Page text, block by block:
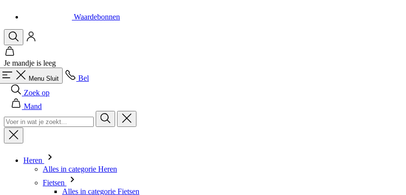
Waardebonnen
Je mandje is leeg
Menu Sluit
Bel
Zoek op
Mand
Heren
Alles in categorie Heren
Fietsen
Alles in categorie Fietsen